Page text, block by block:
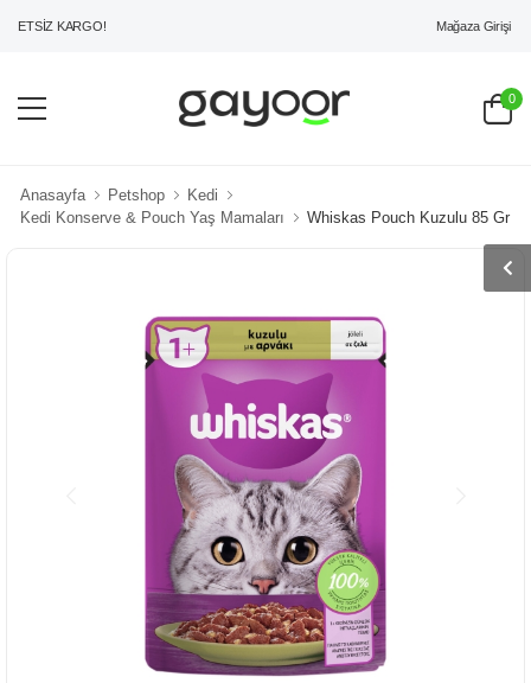
KARGO! Mağaza Girişi
0
Anasayfa Petshop
Kedi
Kedi Konserve & Pouch Yaş Mamaları
Whiskas Pouch Kuzulu 85 Gr